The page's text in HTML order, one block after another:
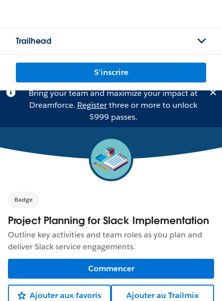
Trailhead
S'inscrire
Bring your team and maximize your impact at
Dreamforce. Registerthree or more to unlock
$999 passes.
Badge
Project Planning for Slack Implementation
Outline key activities and team roles as you plan and
deliver Slack service engagements.
Commencer
Ajouter aux favoris Ajouter au Trailmix